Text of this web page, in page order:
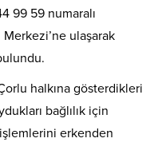
99 59 numaralı
ulaşarak
halkına gösterdikleri
bağlılık için
erkenden